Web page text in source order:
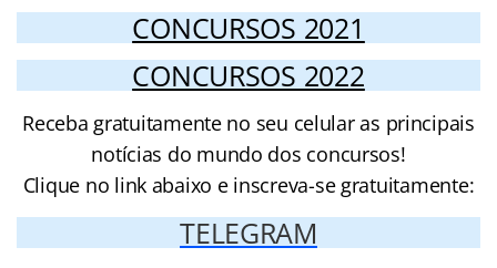
CONCURSOS 2021
CONCURSOS 2022
Receba gratuitamente no seu celular as principais
notícias do mundo dos concursos!
Clique no link abaixo e inscreva-se gratuitamente:
TELEGRAM